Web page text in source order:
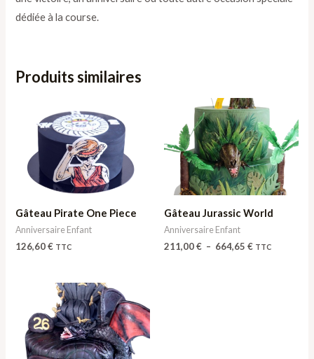
dédiée à la course.
Produits similaires
Gâteau Pirate One Piece
Anniversaire Enfant
126,60€ TTC
Gâteau Jurassic World
Anniversaire Enfant
211,00€ – 664,65 €
Plage
de
prix :
211,00 €
à
664,65 €
TTC